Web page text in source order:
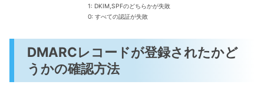
1: DKIM,SPFのどちらかが失敗
0: すべての認証が失敗
DMARCレコードが登録されたかど
うかの確認方法